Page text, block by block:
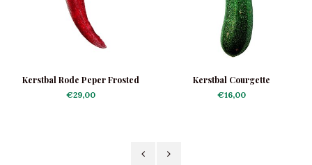
Kerstbal Rode Peper Frosted
€29,00
Kerstbal Courgette
€16,00